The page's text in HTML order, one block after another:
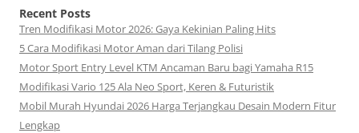
Recent Posts
Tren Modifikasi Motor 2026: Gaya Kekinian Paling Hits
5 Cara Modifikasi Motor Aman dari Tilang Polisi
Motor Sport Entry Level KTM Ancaman Baru bagi Yamaha R15
Modifikasi Vario 125 Ala Neo Sport, Keren & Futuristik
Mobil Murah Hyundai 2026 Harga Terjangkau Desain Modern Fitur
Lengkap